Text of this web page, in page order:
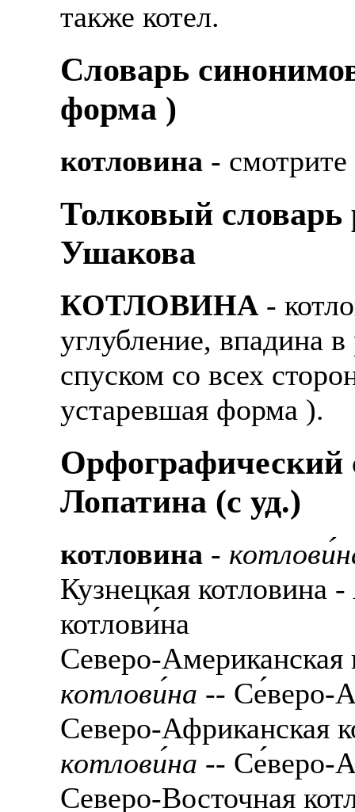
также котел.
Cловарь
форма )
котловина - смотрите
Толковый словарь
Ушакова
КОТЛОВИНА -
углубление, впадина
спуском со всех
устаревшая форма ).
Орфографический
Лопатина (c уд.)
котловина -
Кузнецкая котловина -
котлови́на
Северо-Американская
котлови́на -- Се́веро-
Северо-Африканская
котлови́на -- Се́веро-
Северо-Восточная